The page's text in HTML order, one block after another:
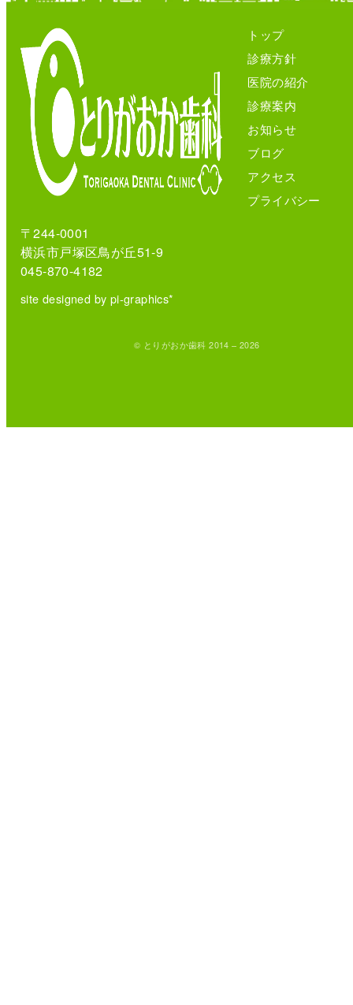
〒244-0001
横浜市戸塚区鳥が丘51-9
045-870-4182
site designed by pi-graphics*
トップ
診療方針
医院の紹介
診療案内
お知らせ
ブログ
アクセス
プライバシー
© とりがおか歯科 2014 – 2026